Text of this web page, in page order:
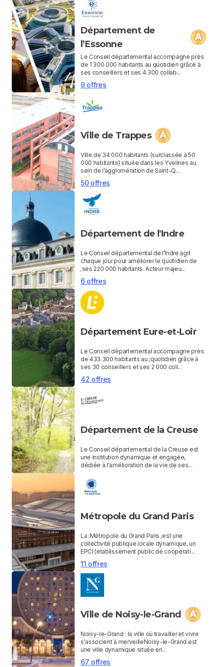
Département de
l’Essonne
Le Conseil départemental accompagne près
de 1 300 000 habitants au quotidien grâce à
ses conseillers et ses 4 300 collab...
9 offres
Ville de Trappes
Ville de 34 000 habitants (surclassée à 50
000 habitants) située dans les Yvelines au
sein de l’agglomération de Saint-Q...
50 offres
Département de l'Indre
Le Conseil départemental de l’Indre agit
chaque jour pour améliorer le quotidien de
;ses 220 000 habitants. Acteur majeu...
6 offres
Département Eure-et-Loir
Le Conseil départemental accompagne près
de 433 300 habitants au ;quotidien grâce à
ses 30 conseillers et ses 2 000 coll...
42 offres
Département de la Creuse
Le Conseil départemental de la Creuse est
une institution dynamique et engagée,
dédiée à l'amélioration de la vie de ses...
Métropole du Grand Paris
La ;Métropole du Grand Paris ;est une
collectivité publique locale dynamique, un
EPCI (établissement public de coopérati...
11 offres
Ville de Noisy-le-Grand
Noisy-le-Grand : la ville où travailler et vivre
s'associent à merveilleNoisy-le-Grand est
une ville dynamique située en...
67 offres